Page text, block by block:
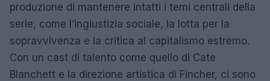
produzione di mantenere intatti i temi centrali della
serie, come l’ingiustizia sociale, la lotta per la
sopravvivenza e la critica al capitalismo estremo.
Con un cast di talento come quello di Cate
Blanchett e la direzione artistica di Fincher, ci sono